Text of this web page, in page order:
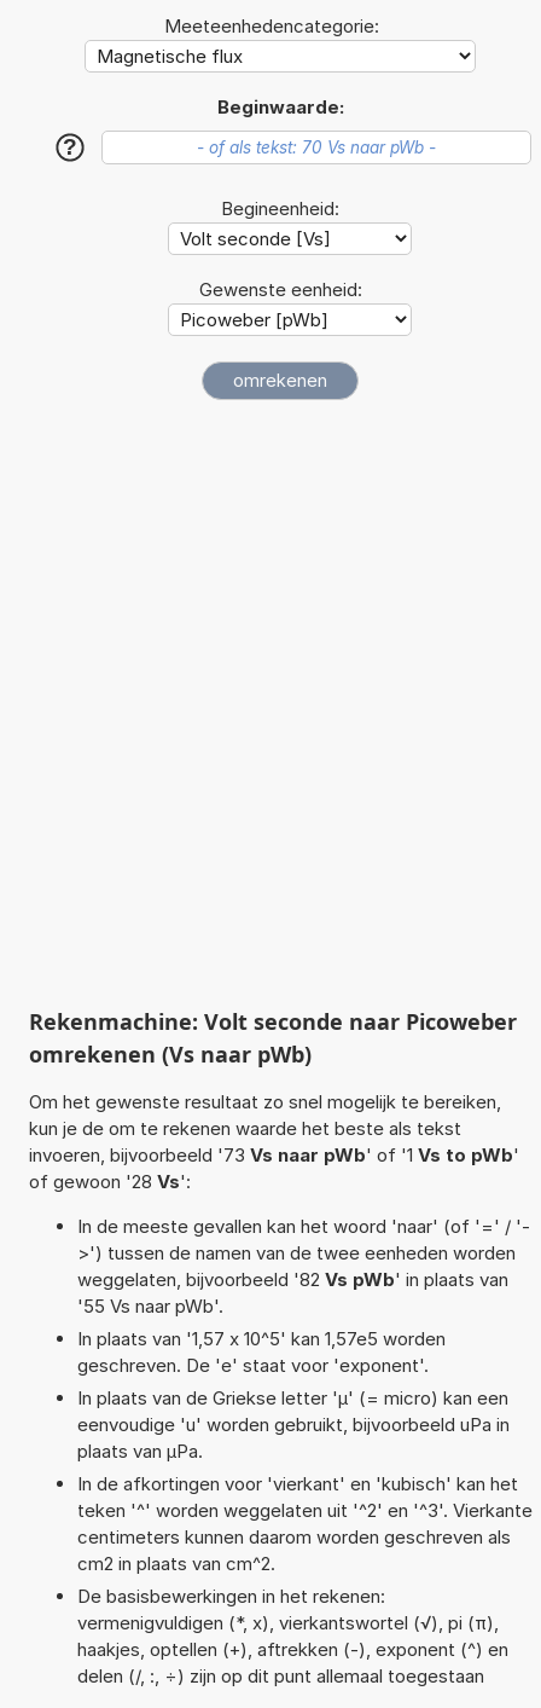
Meeteenhedencategorie:
Beginwaarde:
?
Begineenheid:
Gewenste eenheid:
Rekenmachine: Volt seconde naar Picoweber
omrekenen (Vs naar pWb)
Om het gewenste resultaat zo snel mogelijk te bereiken,
kun je de om te rekenen waarde het beste als tekst
invoeren, bijvoorbeeld '73 Vs naar pWb' of '1 Vs to pWb'
of gewoon '28 Vs':
In de meeste gevallen kan het woord 'naar' (of '=' / '-
>') tussen de namen van de twee eenheden worden
weggelaten, bijvoorbeeld '82 Vs pWb' in plaats van
'55 Vs naar pWb'.
In plaats van '1,57 x 10^5' kan 1,57e5 worden
geschreven. De 'e' staat voor 'exponent'.
In plaats van de Griekse letter 'µ' (= micro) kan een
eenvoudige 'u' worden gebruikt, bijvoorbeeld uPa in
plaats van µPa.
In de afkortingen voor 'vierkant' en 'kubisch' kan het
teken '^' worden weggelaten uit '^2' en '^3'. Vierkante
centimeters kunnen daarom worden geschreven als
cm2 in plaats van cm^2.
De basisbewerkingen in het rekenen:
vermenigvuldigen (*, x), vierkantswortel (√), pi (π),
haakjes, optellen (+), aftrekken (-), exponent (^) en
delen (/, :, ÷) zijn op dit punt allemaal toegestaan